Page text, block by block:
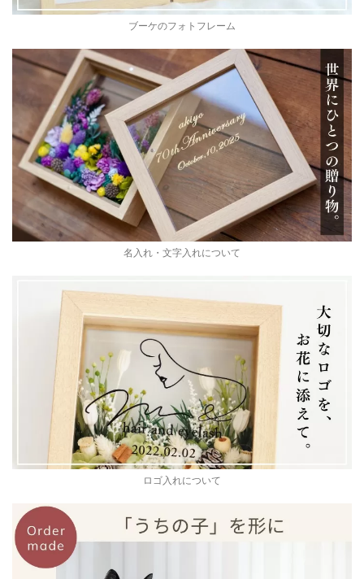
ブーケのフォトフレーム
名入れ・文字入れについて
ロゴ入れについて